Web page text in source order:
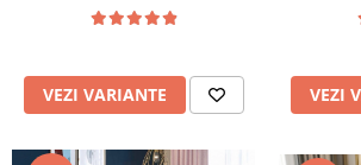
VEZI VARIANTE VEZI